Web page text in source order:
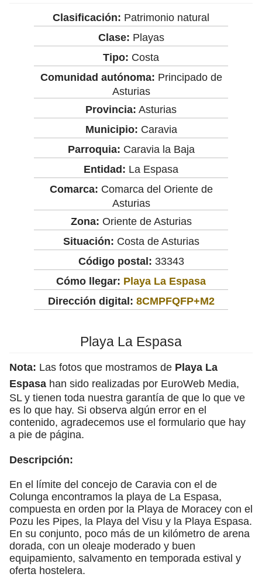
Clasificación: Patrimonio natural
Clase: Playas
Tipo: Costa
Comunidad autónoma: Principado de
Asturias
Provincia: Asturias
Municipio: Caravia
Parroquia: Caravia la Baja
Entidad: La Espasa
Comarca: Comarca del Oriente de
Asturias
Zona: Oriente de Asturias
Situación: Costa de Asturias
Código postal: 33343
Cómo llegar: Playa La Espasa
Dirección digital: 8CMPFQFP+M2
Playa La Espasa
Nota: Las fotos que mostramos de Playa La
Espasa han sido realizadas por EuroWeb Media,
SL y tienen toda nuestra garantía de que lo que ve
es lo que hay. Si observa algún error en el
contenido, agradecemos use el formulario que hay
a pie de página.
Descripción:
En el límite del concejo de Caravia con el de
Colunga encontramos la playa de La Espasa,
compuesta en orden por la Playa de Moracey con el
Pozu les Pipes, la Playa del Visu y la Playa Espasa.
En su conjunto, poco más de un kilómetro de arena
dorada, con un oleaje moderado y buen
equipamiento, salvamento en temporada estival y
oferta hostelera.